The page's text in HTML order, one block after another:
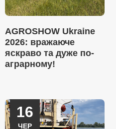
AGROSHOW Ukraine
2026: вражаюче
яскраво та дуже по-
аграрному!
16
ЧЕР